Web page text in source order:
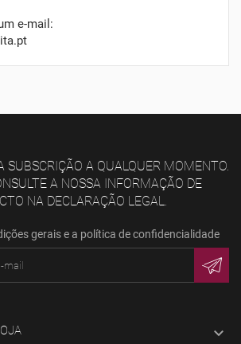
e-mail:
SUBSCRIÇÃO A QUALQUER MOMENTO.
A NOSSA INFORMAÇÃO DE
NA DECLARAÇÃO LEGAL.
gerais e a política de confidencialidade
